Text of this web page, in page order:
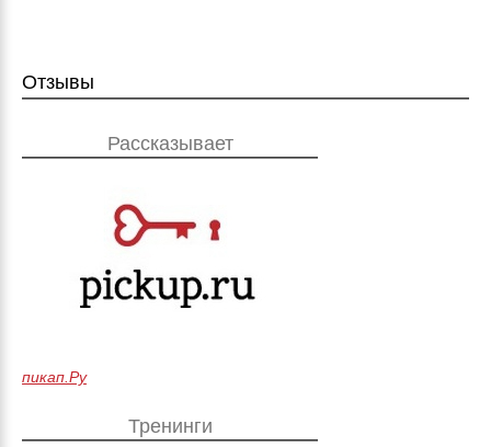
Отзывы
Рассказывает
пикап.Ру
Тренинги